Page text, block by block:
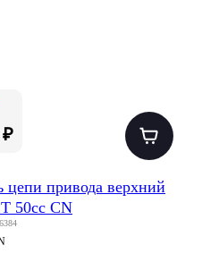
₽
цепи привода верхний
50cc CN